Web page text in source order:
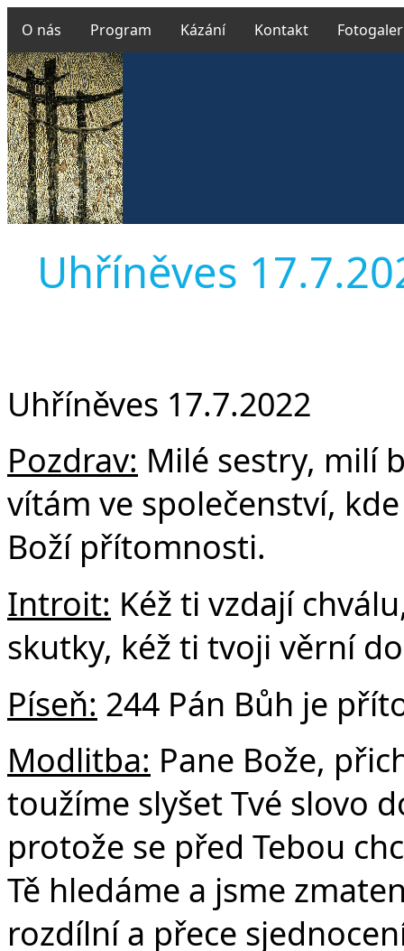
O nás Program Kázání Kontakt
Uhříněves
Uhříněves 17.7.2022
Pozdrav: Milé sestry, milí
vítám ve společenství,
Boží přítomnosti.
Introit: Kéž ti vzdají
skutky, kéž ti tvoji věrní
Píseň: 244 Pán Bůh je
Modlitba: Pane Bože,
toužíme slyšet Tvé slovo
protože se před Tebou
Tě hledáme a jsme
rozdílní a přece